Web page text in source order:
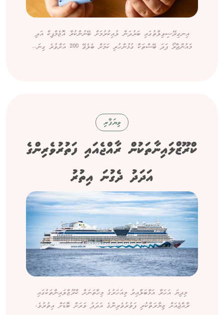
އިނގިރޭސިވިލާތުގައި ބަރުދަން ލުއިކުރުމަށް ބޭނުންކުރާ އޮޒެމްޕިކް އަދި
މައުންޖާރޯ ފަދަ ބޭސްތަކާ ގުޅުންހުރި ކަމަށް ބެލެވޭ 200 އަށްވުރެ ގިނަ...
ވިޔަފާރި
ކްރޫޒްލައިނާތަކުން ރާއްޖެއައި ފަތުރުވެރިންގެ
އަދަދު ދެގުނަ އިތުރު
މިދިޔަ އަހަރާ އަޅާބަލާއިރު މިއަހަރުގެ މިހާތަނަށް ކްރޫޒްލައިނާތަކުގައި
ރާއްޖެއަށް ޒިޔާރަތްކުރި ފަތުރުވެރިންގެ އަދަދު ވަރަށް ބޮޑަށް އިތުރުވެ،